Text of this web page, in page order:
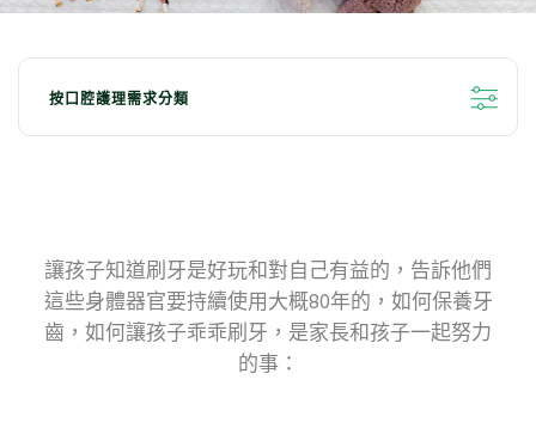
按口腔護理需求分類
兒童口腔護理 牙齦問題
對抗敏感牙齒 深層清潔 口腔抗菌
讓孩子知道刷牙是好玩和對自己有益的，告訴他們
這些身體器官要持續使用大概80年的，如何保養牙
齒，如何讓孩子乖乖刷牙，是家長和孩子一起努力
的事：